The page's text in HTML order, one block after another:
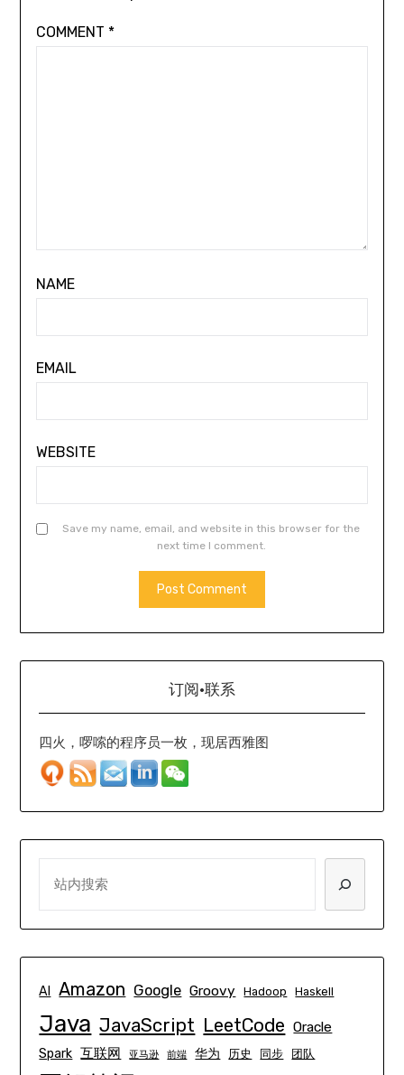
COMMENT *
NAME
EMAIL
WEBSITE
Save my name, email, and website in this browser for the
next time I comment.
订阅·联系
四火，啰嗦的程序员一枚，现居西雅图
AI Amazon Google Groovy Hadoop Haskell
Java JavaScript LeetCode Oracle
Spark 互联网 亚马逊 前端 华为 历史 同步 团队